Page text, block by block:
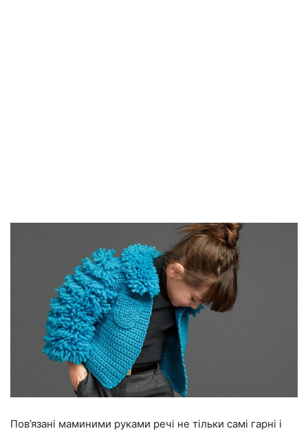
Пов’язані маминими руками речі не тільки самі гарні і